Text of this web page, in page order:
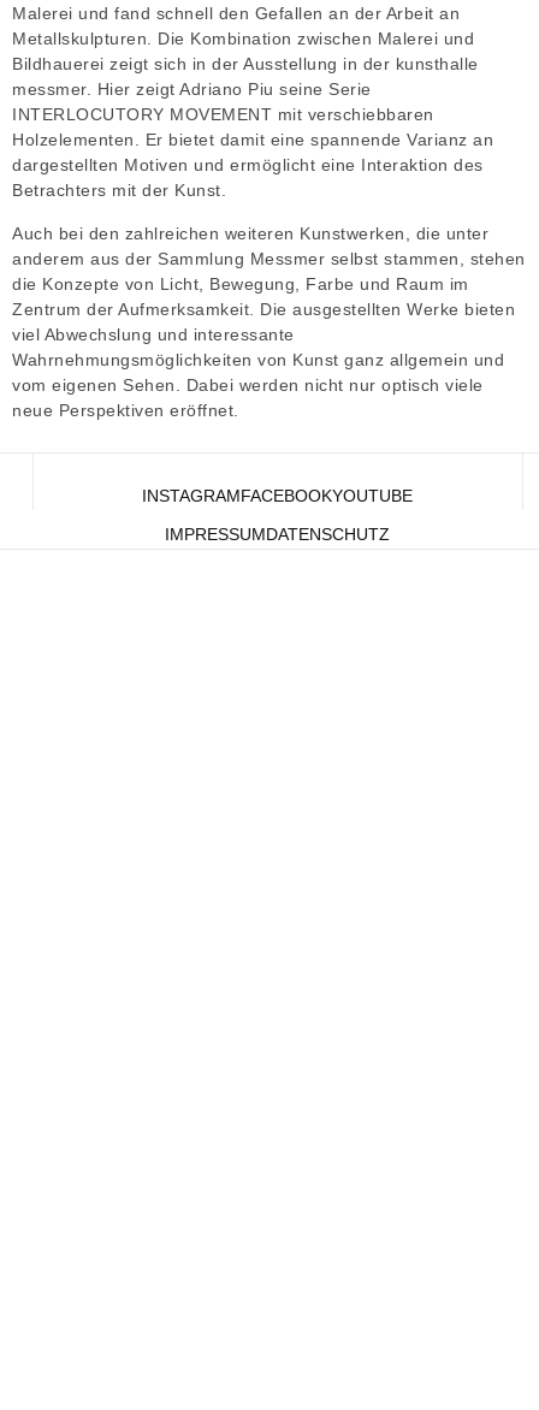
Malerei und fand schnell den Gefallen an der Arbeit an
Metallskulpturen. Die Kombination zwischen Malerei und
Bildhauerei zeigt sich in der Ausstellung in der kunsthalle
messmer. Hier zeigt Adriano Piu seine Serie
INTERLOCUTORY MOVEMENT mit verschiebbaren
Holzelementen. Er bietet damit eine spannende Varianz an
dargestellten Motiven und ermöglicht eine Interaktion des
Betrachters mit der Kunst.
Auch bei den zahlreichen weiteren Kunstwerken, die unter
anderem aus der Sammlung Messmer selbst stammen, stehen
die Konzepte von Licht, Bewegung, Farbe und Raum im
Zentrum der Aufmerksamkeit. Die ausgestellten Werke bieten
viel Abwechslung und interessante
Wahrnehmungsmöglichkeiten von Kunst ganz allgemein und
vom eigenen Sehen. Dabei werden nicht nur optisch viele
neue Perspektiven eröffnet.
INSTAGRAMFACEBOOKYOUTUBE
IMPRESSUMDATENSCHUTZ